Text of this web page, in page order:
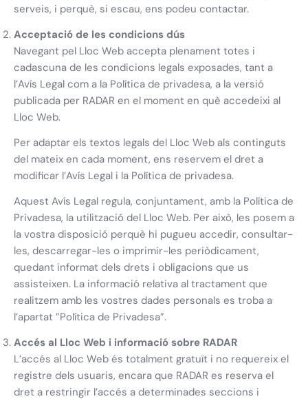
serveis, i perquè, si escau, ens podeu contactar.
Acceptació de les condicions dús
Navegant pel Lloc Web accepta plenament totes i
cadascuna de les condicions legals exposades, tant a
l’Avís Legal com a la Política de privadesa, a la versió
publicada per RADAR en el moment en què accedeixi al
Lloc Web.
Per adaptar els textos legals del Lloc Web als continguts
del mateix en cada moment, ens reservem el dret a
modificar l’Avís Legal i la Política de privadesa.
Aquest Avís Legal regula, conjuntament, amb la Política de
Privadesa, la utilització del Lloc Web. Per això, les posem a
la vostra disposició perquè hi pugueu accedir, consultar-
les, descarregar-les o imprimir-les periòdicament,
quedant informat dels drets i obligacions que us
assisteixen. La informació relativa al tractament que
realitzem amb les vostres dades personals es troba a
l’apartat ”Política de Privadesa”.
Accés al Lloc Web i informació sobre RADAR
L’accés al Lloc Web és totalment gratuït i no requereix el
registre dels usuaris, encara que RADAR es reserva el
dret a restringir l’accés a determinades seccions i